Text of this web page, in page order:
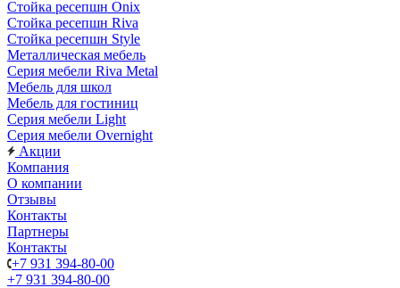
Стойка ресепшн Onix
Стойка ресепшн Riva
Стойка ресепшн Style
Металлическая мебель
Серия мебели Riva Metal
Мебель для школ
Мебель для гостиниц
Серия мебели Light
Серия мебели Overnight
Акции
Компания
О компании
Отзывы
Контакты
Партнеры
Контакты
+7 931 394-80-00
+7 931 394-80-00